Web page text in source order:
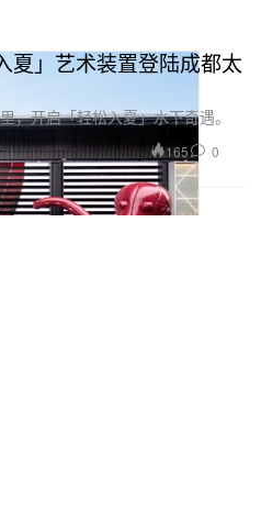
夏」艺术装置登陆成都太
，开启「轻松入夏」水下奇遇。
165 0